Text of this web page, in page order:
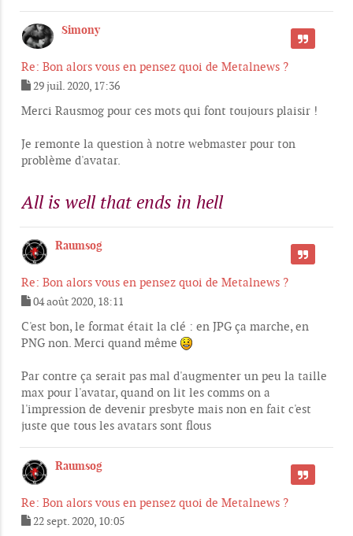
Simony
Re: Bon alors vous en pensez quoi de Metalnews ?
CITER
e
a
g
e
29 juil. 2020, 17:36
Merci Rausmog pour ces mots qui font toujours plaisir !
Je remonte la question à notre webmaster pour ton
problème d'avatar.
All is well that ends in hell
Raumsog
Re: Bon alors vous en pensez quoi de Metalnews ?
CITER
e
s
s
g
e
04 août 2020, 18:11
C'est bon, le format était la clé : en JPG ça marche, en
PNG non. Merci quand même
Par contre ça serait pas mal d'augmenter un peu la taille
max pour l'avatar, quand on lit les comms on a
l'impression de devenir presbyte mais non en fait c'est
juste que tous les avatars sont flous
Raumsog
Re: Bon alors vous en pensez quoi de Metalnews ?
CITER
22 sept. 2020, 10:05